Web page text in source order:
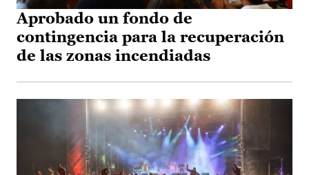
Aprobado un fondo de
contingencia para la recuperación
de las zonas incendiadas